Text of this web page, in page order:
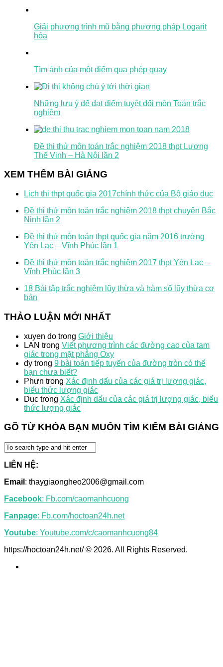
Giải phương trình mũ bằng phương pháp Logarit
hóa
Tìm ảnh của một điểm qua phép quay
Những lưu ý để đạt điểm tuyệt đối môn Toán trắc
nghiệm
Đề thi thử môn toán trắc nghiệm 2018 thpt Lương
Thế Vinh – Hà Nội lần 2
XEM THÊM BÀI GIẢNG
Lịch thi thpt quốc gia 2017chính thức của Bộ giáo dục
Đề thi thử môn toán trắc nghiệm 2018 thpt chuyên Bắc
Ninh lần 2
Đề thi thử môn toán thpt quốc gia năm 2016 trường
Yên Lạc – Vĩnh Phúc lần 1
Đề thi thử môn toán trắc nghiệm 2017 thpt Yên Lạc –
Vĩnh Phúc lần 3
18 Bài tập trắc nghiệm lũy thừa và hàm số lũy thừa cơ
bản
THẢO LUẬN MỚI NHẤT
xuyen do trong Giới thiệu
LAN trong Viết phương trình các đường cao của tam
giác trong mặt phẳng Oxy
dy trong 9 bài toán tiếp tuyến của đường tròn có thể
bạn chưa biết?
Phưn trong Xác định dấu của các giá trị lượng giác,
biểu thức lượng giác
Duc trong Xác định dấu của các giá trị lượng giác, biểu
thức lượng giác
GÕ TỪ KHÓA BẠN MUỐN TÌM KIẾM BÀI GIẢNG
LIÊN HỆ:
Email : thaygiaongheo2006@gmail.com
Facebook: Fb.com/caomanhcuong
Fanpage: Fb.com/hoctoan24h.net
Youtube: Youtube.com/c/caomanhcuong84
https://hoctoan24h.net/ © 2026. All Rights Reserved.